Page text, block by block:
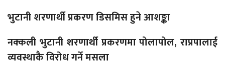
भुटानी शरणार्थी प्रकरण डिसमिस हुने आशङ्का
नक्कली भुटानी शरणार्थी प्रकरणमा पोलापोल, राप्रपालाई
व्यवस्थाकै विरोध गर्ने मसला